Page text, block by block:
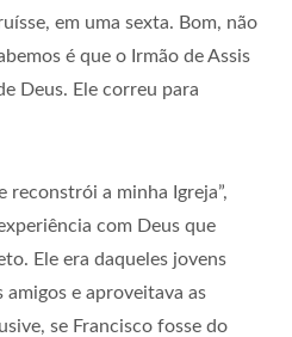
em uma sexta. Bom, não
é que o Irmão de Assis
Deus. Ele correu para
reconstrói a minha Igreja”,
com Deus que
Ele era daqueles jovens
e aproveitava as
se Francisco fosse do